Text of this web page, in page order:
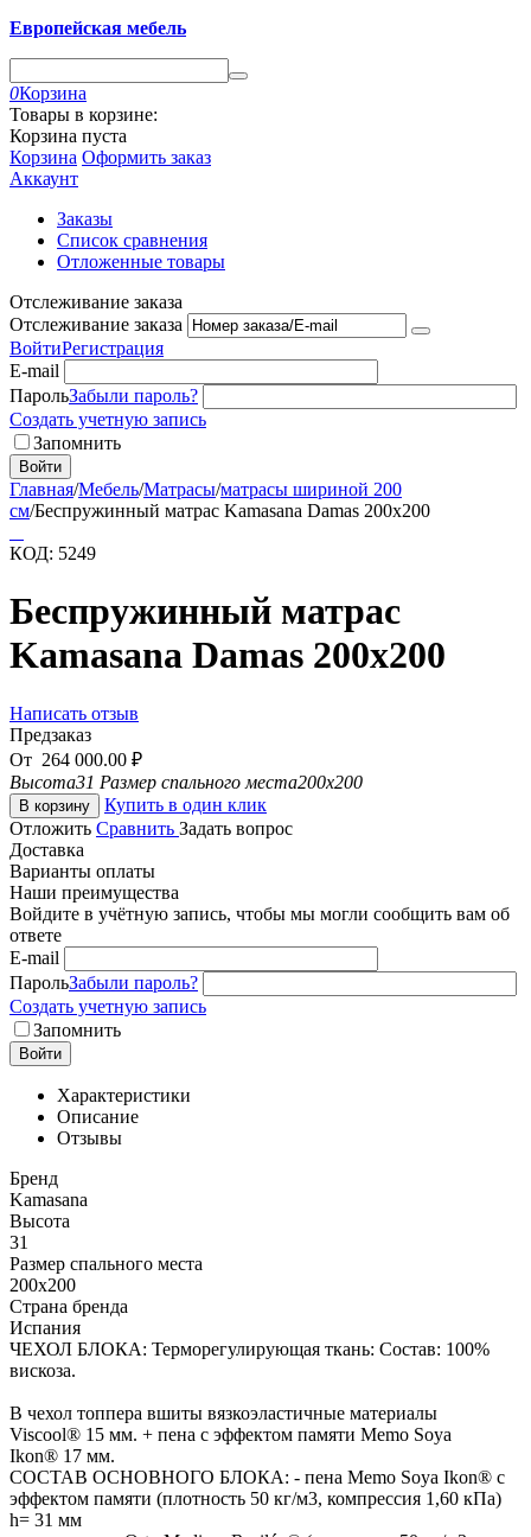
Европейская мебель
0Корзина
Товары в корзине:
Корзина пуста
Корзина Оформить заказ
Аккаунт
Заказы
Список сравнения
Отложенные товары
Отслеживание заказа
Отслеживание заказа
ВойтиРегистрация
E-mail
ПарольЗабыли пароль?
Создать учетную запись
Запомнить
Войти
Главная/Мебель/Матрасы/матрасы шириной 200
см/Беспружинный матрас Kamasana Damas 200x200
КОД: 5249
Беспружинный матрас
Kamasana Damas 200x200
Написать отзыв
Предзаказ
От 264 000.00 ₽
Высота31 Размер спального места200x200
В корзину
Купить в один клик
Отложить Сравнить Задать вопрос
Доставка
Варианты оплаты
Наши преимущества
Войдите в учётную запись, чтобы мы могли сообщить вам об
ответе
E-mail
ПарольЗабыли пароль?
Создать учетную запись
Запомнить
Войти
Характеристики
Описание
Отзывы
Бренд
Kamasana
Высота
31
Размер спального места
200x200
Страна бренда
Испания
ЧЕХОЛ БЛОКА: Терморегулирующая ткань: Состав: 100%
вискоза.
В чехол топпера вшиты вязкоэластичные материалы
Viscool® 15 мм. + пена с эффектом памяти Memo Soya
Ikon® 17 мм.
СОСТАВ ОСНОВНОГО БЛОКА: - пена Memo Soya Ikon® с
эффектом памяти (плотность 50 кг/м3, компрессия 1,60 кПа)
h= 31 мм